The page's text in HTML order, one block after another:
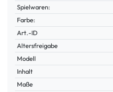
Spielwaren:
Farbe:
Technisches
Merkmal
Wert
Art.-ID
Altersfreigabe
Modell
Inhalt
Maße